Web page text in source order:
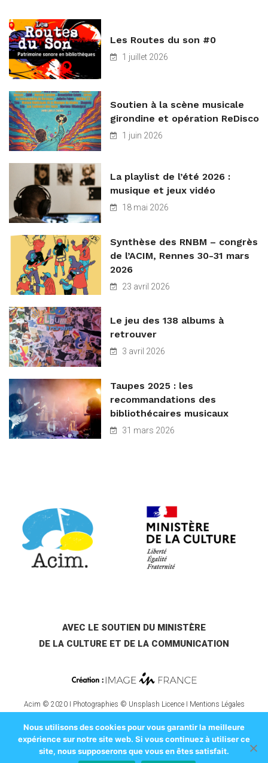
Les Routes du son #0
1 juillet 2026
Soutien à la scène musicale
girondine et opération ReDisco
1 juin 2026
La playlist de l’été 2026 :
musique et jeux vidéo
18 mai 2026
Synthèse des RNBM – congrès
de l’ACIM, Rennes 30-31 mars
2026
23 avril 2026
Le jeu des 138 albums à
retrouver
3 avril 2026
Taupes 2025 : les
recommandations des
bibliothécaires musicaux
31 mars 2026
AVEC LE SOUTIEN DU MINISTÈRE
DE LA CULTURE ET DE LA COMMUNICATION
Acim © 2020 I Photographies © Unsplash Licence I Mentions Légales
Nous utilisons des cookies pour vous garantir la meilleure
expérience sur notre site web. Si vous continuez à utiliser ce
site, nous supposerons que vous en êtes satisfait.